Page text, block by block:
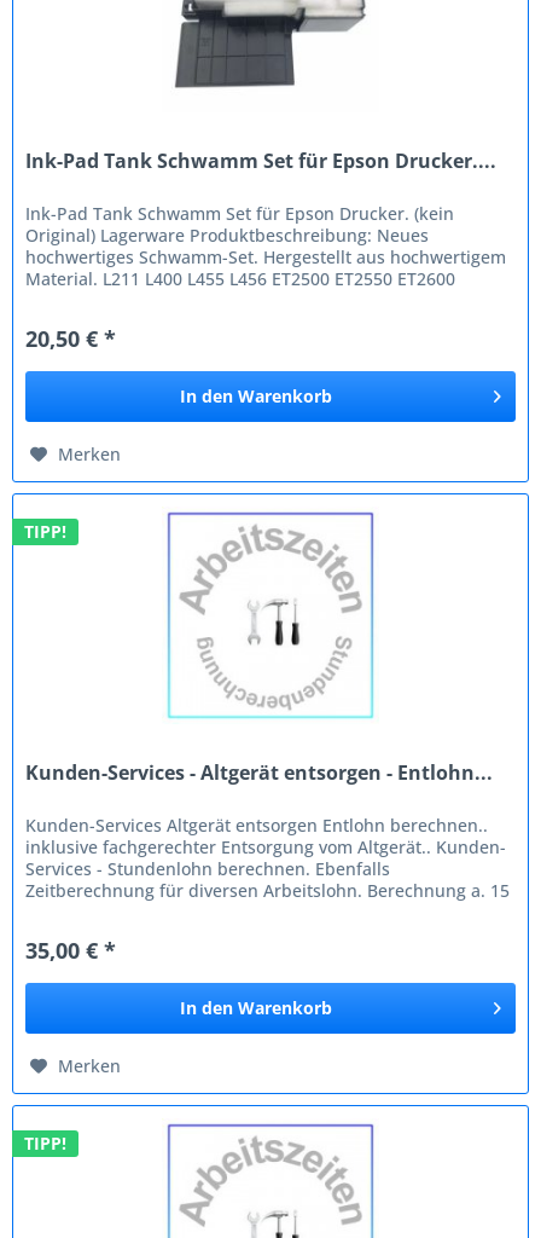
Ink-Pad Tank Schwamm Set für Epson Drucker....
Ink-Pad Tank Schwamm Set für Epson Drucker. (kein
Original) Lagerware Produktbeschreibung: Neues
hochwertiges Schwamm-Set. Hergestellt aus hochwertigem
Material. L211 L400 L455 L456 ET2500 ET2550 ET2600
20,50 € *
In den Warenkorb
Merken
TIPP!
Kunden-Services - Altgerät entsorgen - Entlohn...
Kunden-Services Altgerät entsorgen Entlohn berechnen..
inklusive fachgerechter Entsorgung vom Altgerät.. Kunden-
Services - Stundenlohn berechnen. Ebenfalls
Zeitberechnung für diversen Arbeitslohn. Berechnung a. 15
35,00 € *
In den Warenkorb
Merken
TIPP!